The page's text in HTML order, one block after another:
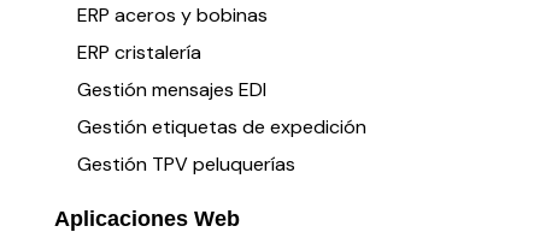
ERP aceros y bobinas
ERP cristalería
Gestión mensajes EDI
Gestión etiquetas de expedición
Gestión TPV peluquerías
Aplicaciones Web